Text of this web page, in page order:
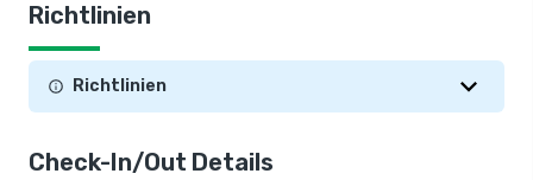
Richtlinien
Richtlinien
Check-In/Out Details